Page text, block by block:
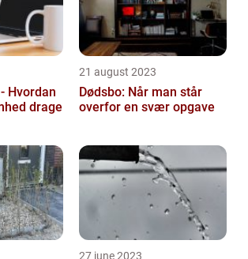
Hvordan
drage
21 august 2023
Dødsbo: Når man står
overfor en svær opgave
27 june 2023